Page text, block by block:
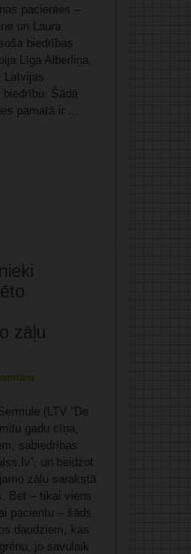
pacientes –
un Laura
biedrības
Līga Alberliņa,
Latvijas
Šādā
pamatā ir ...
zāļu
(LTV “De
gadu cīņa,
sabiedrības
un beidzot
zāļu sarakstā
Bet – tikai viens
pacientu – šāds
daudziem, kas
jo savulaik